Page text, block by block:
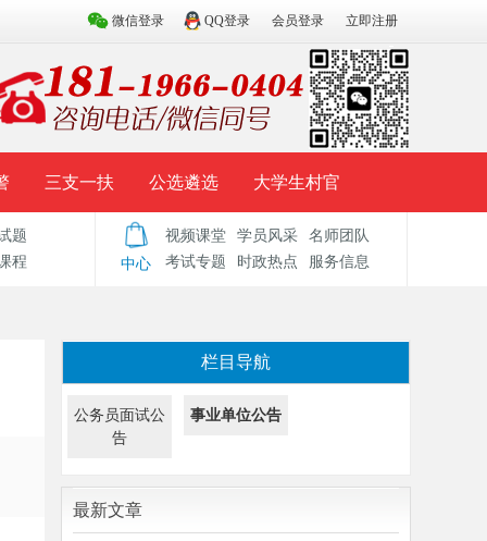
微信登录 QQ登录 会员登录 立即注册
三支一扶 公选遴选 大学生村官
题库 辅导资料 历年真题 模拟试题
题
程 中心
视频课堂 学员风采
名师团队
考试专题
时政热点 服务信息
栏目导航
公务员面试公
告
事业单位公告
最新文章